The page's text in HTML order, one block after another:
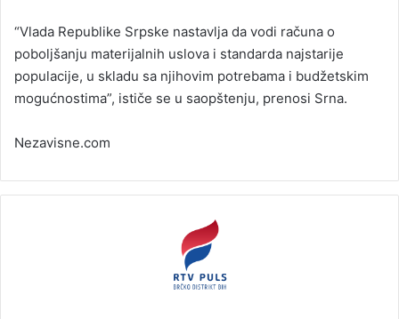
“Vlada Republike Srpske nastavlja da vodi računa o
poboljšanju materijalnih uslova i standarda najstarije
populacije, u skladu sa njihovim potrebama i budžetskim
mogućnostima”, ističe se u saopštenju, prenosi Srna.
Nezavisne.com